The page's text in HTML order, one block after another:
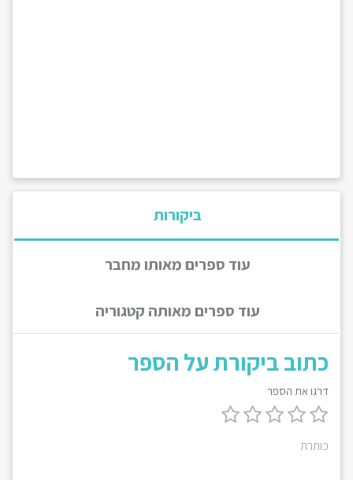
ביקורות
עוד ספרים מאותו מחבר
עוד ספרים מאותה קטגוריה
כתוב ביקורת על הספר
דרגו את הספר
כותרת